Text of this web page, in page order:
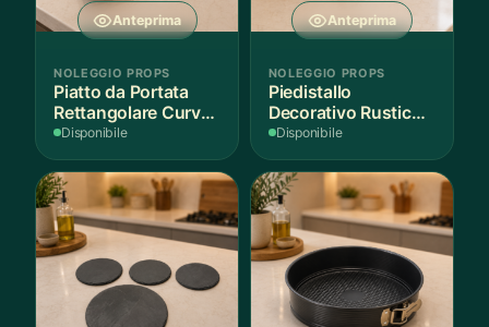
Anteprima
NOLEGGIO PROPS
Piatto da Portata
Rettangolare Curvo
Bianco
Disponibile
Anteprima
NOLEGGIO PROPS
Piedistallo
Decorativo Rustico
in Legno
Disponibile